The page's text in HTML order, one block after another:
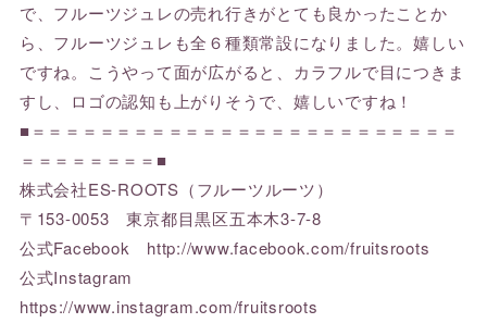
で、フルーツジュレの売れ行きがとても良かったことか
ら、フルーツジュレも全６種類常設になりました。嬉しい
ですね。こうやって面が広がると、カラフルで目につきま
すし、ロゴの認知も上がりそうで、嬉しいですね！
■＝＝＝＝＝＝＝＝＝＝＝＝＝＝＝＝＝＝＝＝＝＝＝＝＝
＝＝＝＝＝＝＝＝■
株式会社ES-ROOTS（フルーツルーツ）
〒153-0053 東京都目黒区五本木3-7-8
公式Facebook http://www.facebook.com/fruitsroots
公式Instagram
https://www.instagram.com/fruitsroots